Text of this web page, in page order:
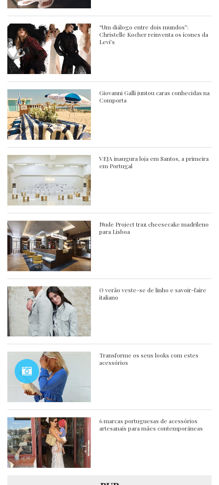
“Um diálogo entre dois mundos”:
Christelle Kocher reinventa os ícones da
Levi’s
Giovanni Galli juntou caras conhecidas na
Comporta
VEJA inaugura loja em Santos, a primeira
em Portugal
Nude Project traz cheesecake madrileno
para Lisboa
O verão veste-se de linho e savoir-faire
italiano
Transforme os seus looks com estes
acessórios
6 marcas portuguesas de acessórios
artesanais para mães contemporâneas